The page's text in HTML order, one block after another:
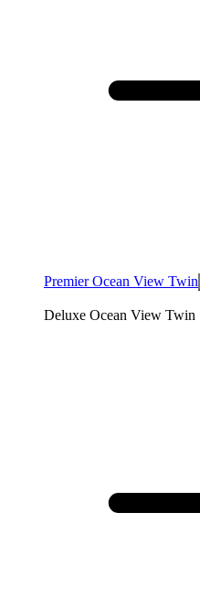
Premier Ocean View Twin
Deluxe Ocean View Twin